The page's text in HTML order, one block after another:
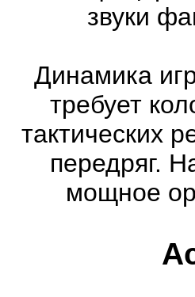
звуки
Динамика
требует
тактических
передряг.
мощное